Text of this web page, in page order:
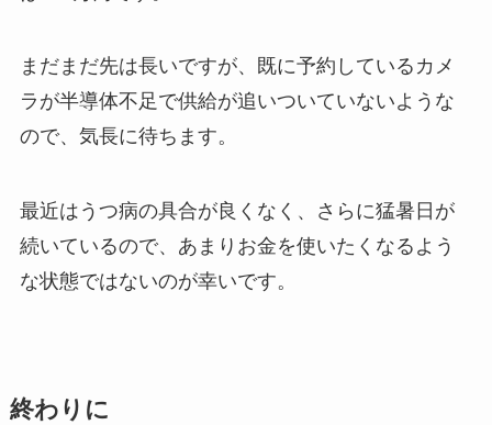
まだまだ先は長いですが、既に予約しているカメ
ラが半導体不足で供給が追いついていないような
ので、気長に待ちます。
最近はうつ病の具合が良くなく、さらに猛暑日が
続いているので、あまりお金を使いたくなるよう
な状態ではないのが幸いです。
終わりに